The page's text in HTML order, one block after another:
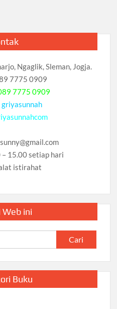
Ngaglik, Sleman, Jogja.
7775 0909
7775 0909
griyasunnah
– 15.00 setiap hari
istirahat
Web ini
Cari
untuk:
Buku